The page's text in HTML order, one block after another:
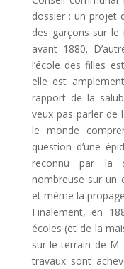
dossier : un projet
des garçons sur
avant 1880.
l’école des filles
elle est
rapport de la
veux pas parler de
le monde
question d’une
reconnu par la
nombreuse sur un
et même la
Finalement, en
écoles (et de la
sur le terrain de
travaux sont